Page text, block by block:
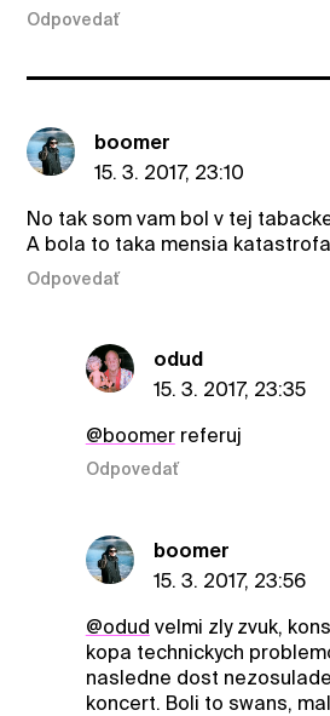
Odpovedať
boomer
15. 3. 2017, 23:10
No tak som vam bol v tej
A bola to taka mensia katastrofa
Odpovedať
odud
15. 3. 2017, 23:35
@boomerreferuj
Odpovedať
boomer
15. 3. 2017, 23:56
@odud velmi zly zvuk,
kopa technickych
nasledne dost
koncert. Boli to swans,